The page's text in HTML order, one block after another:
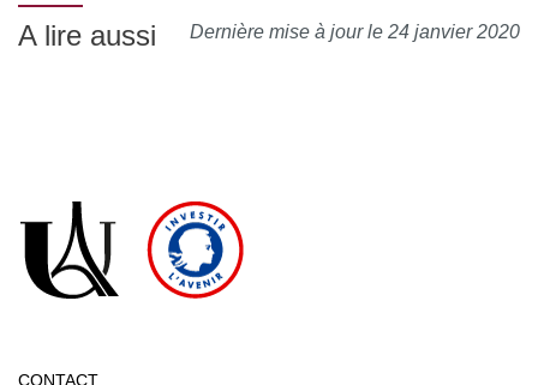
Dernière mise à jour le 24 janvier 2020
A lire aussi
CONTACT